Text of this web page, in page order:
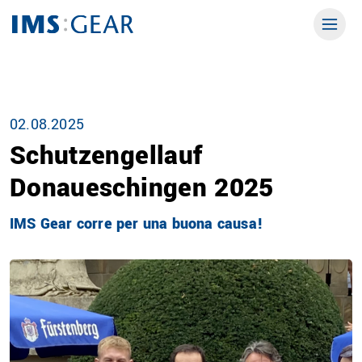
02.08.2025
Schutzengellauf
Donaueschingen 2025
IMS Gear corre per una buona causa!